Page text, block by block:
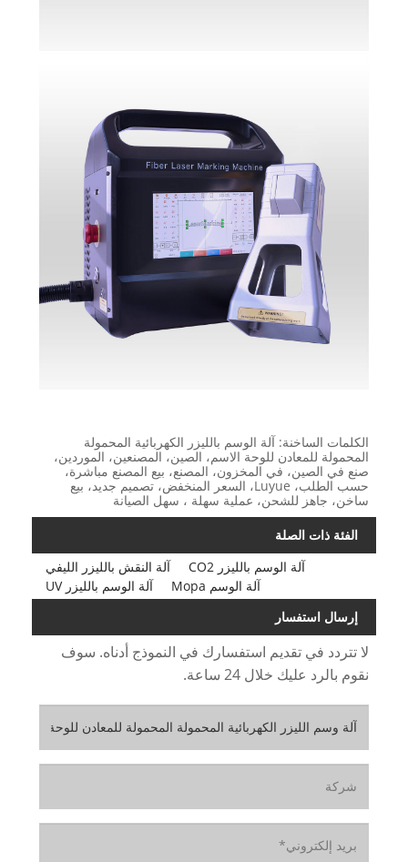
الكلمات الساخنة: آلة الوسم بالليزر الكهربائية المحمولة
المحمولة للمعادن للوحة الاسم، الصين، المصنعين، الموردين،
صنع في الصين، في المخزون، المصنع، بيع المصنع مباشرة،
حسب الطلب، Luyue، السعر المنخفض، تصميم جديد، بيع
ساخن، جاهز للشحن، عملية سهلة ، سهل الصيانة
الفئة ذات الصلة
آلة النقش بالليزر الليفي
آلة الوسم بالليزر CO2
آلة الوسم بالليزر UV
آلة الوسم Mopa
إرسال استفسار
لا تتردد في تقديم استفسارك في النموذج أدناه. سوف
نقوم بالرد عليك خلال 24 ساعة.